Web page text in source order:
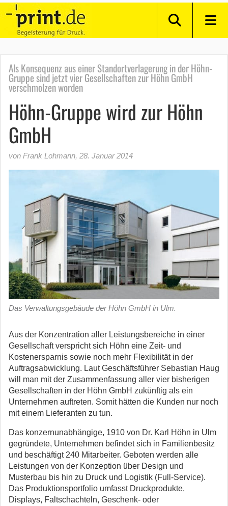
Als Konsequenz aus einer Standortverlagerung in der Höhn-
Gruppe sind jetzt vier Gesellschaften zur Höhn GmbH
verschmolzen worden
Höhn-Gruppe wird zur Höhn
GmbH
von Frank Lohmann, 28. Januar 2014
Das Verwaltungsgebäude der Höhn GmbH in Ulm.
Aus der Konzentration aller Leistungsbereiche in einer
Gesellschaft verspricht sich Höhn eine Zeit- und
Kostenersparnis sowie noch mehr Flexibilität in der
Auftragsabwicklung. Laut Geschäftsführer Sebastian Haug
will man mit der Zusammenfassung aller vier bisherigen
Gesellschaften in der Höhn GmbH zukünftig als ein
Unternehmen auftreten. Somit hätten die Kunden nur noch
mit einem Lieferanten zu tun.
Das konzernunabhängige, 1910 von Dr. Karl Höhn in Ulm
gegründete, Unternehmen befindet sich in Familienbesitz
und beschäftigt 240 Mitarbeiter. Geboten werden alle
Leistungen von der Konzeption über Design und
Musterbau bis hin zu Druck und Logistik (Full-Service).
Das Produktionsportfolio umfasst Druckprodukte,
Displays, Faltschachteln, Geschenk- oder